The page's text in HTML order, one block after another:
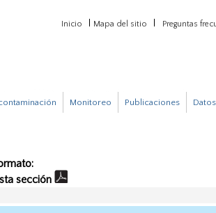
Inicio Mapa del sitio Preguntas
Monitoreo Publicaciones Datos
sección